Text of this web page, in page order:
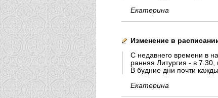
Екатерина
Изменение в
С недавнего времени в
ранняя Литургия - в 7.30,
В будние дни почти
Екатерина